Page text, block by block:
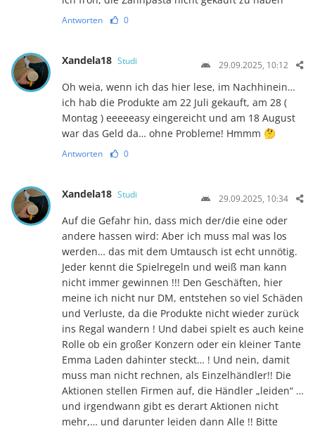
Antworten 0
Xandela18 Studi 29.09.2025, 10:12
Oh weia, wenn ich das hier lese, im Nachhinein…
ich hab die Produkte am 22 Juli gekauft, am 28 (
Montag ) eeeeeasy eingereicht und am 18 August
war das Geld da… ohne Probleme! Hmmm 🤔
Antworten 0
Xandela18 Studi 29.09.2025, 10:34
Auf die Gefahr hin, dass mich der/die eine oder
andere hassen wird: Aber ich muss mal was los
werden… das mit dem Umtausch ist echt unnötig.
Jeder kennt die Spielregeln und weiß man kann
nicht immer gewinnen !!! Den Geschäften, hier
meine ich nicht nur DM, entstehen so viel Schäden
und Verluste, da die Produkte nicht wieder zurück
ins Regal wandern ! Und dabei spielt es auch keine
Rolle ob ein großer Konzern oder ein kleiner Tante
Emma Laden dahinter steckt… ! Und nein, damit
muss man nicht rechnen, als Einzelhändler!! Die
Aktionen stellen Firmen auf, die Händler „leiden“ …
und irgendwann gibt es derart Aktionen nicht
mehr,… und darunter leiden dann Alle !! Bitte